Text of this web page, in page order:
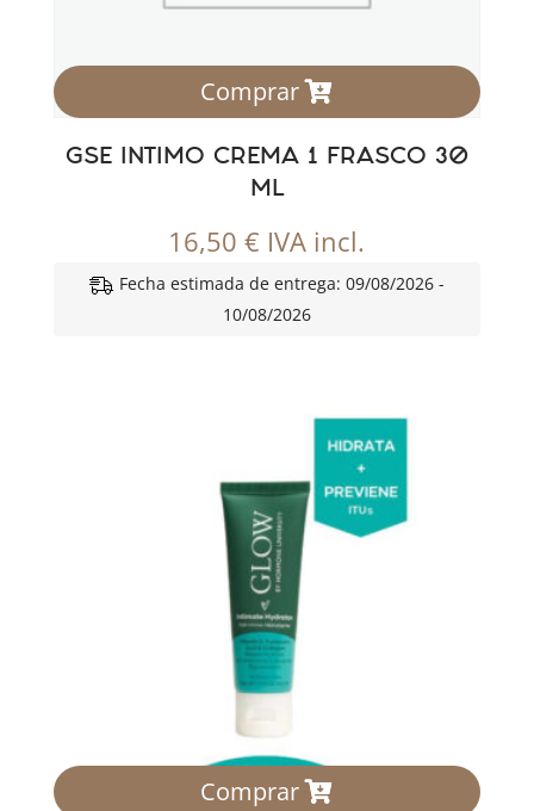
Comprar
GSE INTIMO CREMA 1 FRASCO 30
ML
16,50€ IVA incl.
Fecha estimada de entrega: 09/08/2026 -
10/08/2026
Comprar